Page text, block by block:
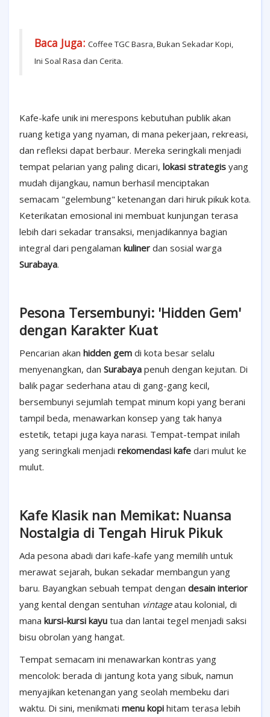
Baca Juga: Coffee TGC Basra, Bukan Sekadar Kopi,
Ini Soal Rasa dan Cerita.
Kafe-kafe unik ini merespons kebutuhan publik akan
ruang ketiga yang nyaman, di mana pekerjaan, rekreasi,
dan refleksi dapat berbaur. Mereka seringkali menjadi
tempat pelarian yang paling dicari, lokasi strategis yang
mudah dijangkau, namun berhasil menciptakan
semacam "gelembung" ketenangan dari hiruk pikuk kota.
Keterikatan emosional ini membuat kunjungan terasa
lebih dari sekadar transaksi, menjadikannya bagian
integral dari pengalaman kuliner dan sosial warga
Surabaya.
Pesona Tersembunyi: 'Hidden Gem'
dengan Karakter Kuat
Pencarian akan hidden gem di kota besar selalu
menyenangkan, dan Surabaya penuh dengan kejutan. Di
balik pagar sederhana atau di gang-gang kecil,
bersembunyi sejumlah tempat minum kopi yang berani
tampil beda, menawarkan konsep yang tak hanya
estetik, tetapi juga kaya narasi. Tempat-tempat inilah
yang seringkali menjadi rekomendasi kafe dari mulut ke
mulut.
Kafe Klasik nan Memikat: Nuansa
Nostalgia di Tengah Hiruk Pikuk
Ada pesona abadi dari kafe-kafe yang memilih untuk
merawat sejarah, bukan sekadar membangun yang
baru. Bayangkan sebuah tempat dengan desain interior
yang kental dengan sentuhan vintageatau kolonial, di
mana kursi-kursi kayu tua dan lantai tegel menjadi saksi
bisu obrolan yang hangat.
Tempat semacam ini menawarkan kontras yang
mencolok: berada di jantung kota yang sibuk, namun
menyajikan ketenangan yang seolah membeku dari
waktu. Di sini, menikmati menu kopi hitam terasa lebih